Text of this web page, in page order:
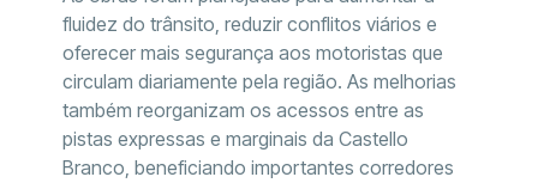
fluidez do trânsito, reduzir conflitos viários e
oferecer mais segurança aos motoristas que
circulam diariamente pela região. As melhorias
também reorganizam os acessos entre as
pistas expressas e marginais da Castello
Branco, beneficiando importantes corredores